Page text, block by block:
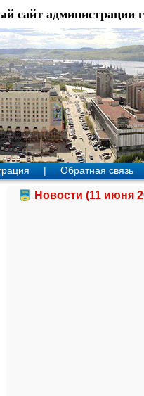
сайт администрации
| Обратная связь
Новости (11 июня